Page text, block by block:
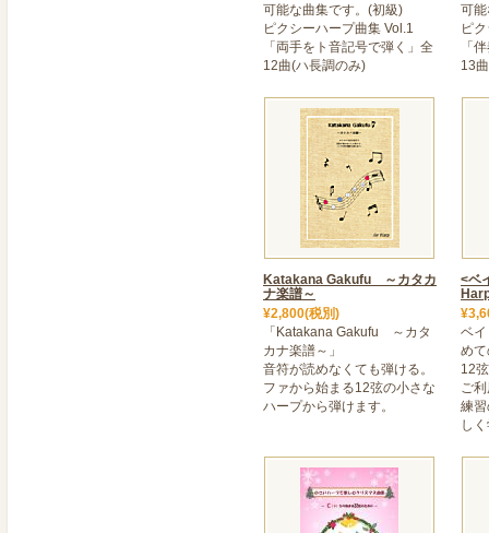
>＜ Katakana Gakufu～
楽譜は、読めないけれど
は弾けないと思っていた
できる楽譜です。12弦の
ので、ぜひ楽器を始めて
2021年05月14日
＜ DustyStrings34弦シリ
心地よい音色で人気の
【FH34S】の受注受付開
なボディに高音質の音色
2022年04月02日
＜ Dusty Strings社のハ
Dusty Strings社のハープ
新規のご注文につきまし
モデルによっては納期ま
お待ちいただく間にご使
「無料貸出し」のサービ
ぜひご利用ください。
2022年03月28日
可能な曲集です。(初級)
ピクシーハープ曲集 Vol.1
「両手をト音記号で弾く」全
12曲(ハ長調のみ)
可
ピ
「
13
Katakana Gakufu ～カタカ
ナ楽譜～
¥2,800(税別)
「Katakana Gakufu ～カタ
カナ楽譜～」
音符が読めなくても弾ける。
ファから始まる12弦の小さな
ハープから弾けます。
<ベ
ベ
め
12
ご
練
し